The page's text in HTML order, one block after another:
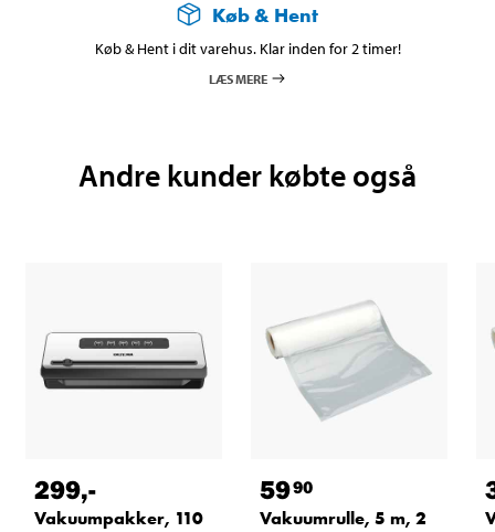
Køb & Hent
Køb & Hent i dit varehus. Klar inden for 2 timer!
LÆS MERE
Andre kunder købte også
299,-
Vakuumpakker, 110
5990
Vakuumrulle, 5 m, 2